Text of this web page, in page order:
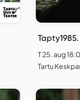
T 25. aug
Tartu